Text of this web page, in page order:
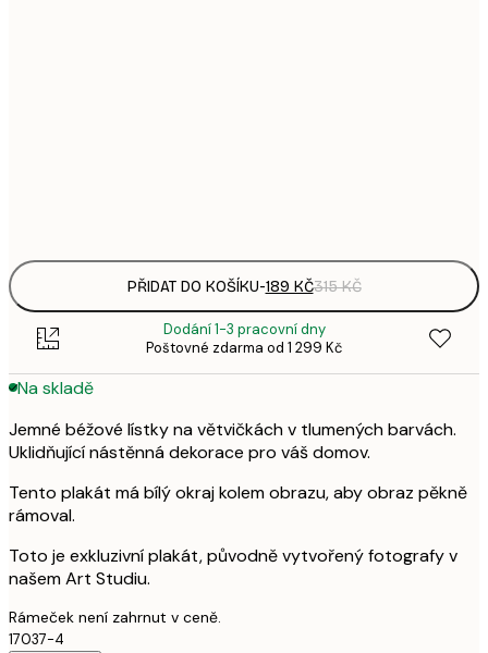
PŘIDAT DO KOŠÍKU-189 KČ315 KČ
Dodání 1-3 pracovní dny
Poštovné zdarma od 1 299 Kč
Na skladě
Jemné béžové lístky na větvičkách v tlumených barvách.
Uklidňující nástěnná dekorace pro váš domov.
Tento plakát má bílý okraj kolem obrazu, aby obraz pěkně
rámoval.
Toto je exkluzivní plakát, původně vytvořený fotografy v
našem Art Studiu.
Rámeček není zahrnut v ceně.
17037-4